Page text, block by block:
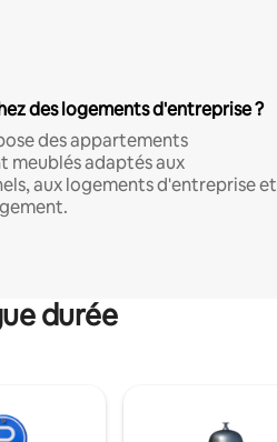
des logements d'entreprise ?
des appartements
meublés adaptés aux
aux logements d'entreprise et
durée